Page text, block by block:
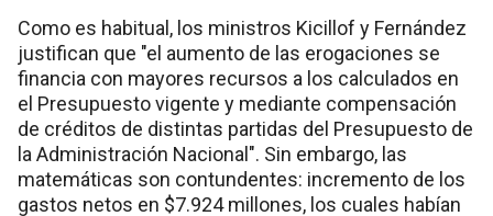
Como es habitual, los ministros Kicillof y Fernández
justifican que "el aumento de las erogaciones se
financia con mayores recursos a los calculados en
el Presupuesto vigente y mediante compensación
de créditos de distintas partidas del Presupuesto de
la Administración Nacional". Sin embargo, las
matemáticas son contundentes: incremento de los
gastos netos en $7.924 millones, los cuales habían